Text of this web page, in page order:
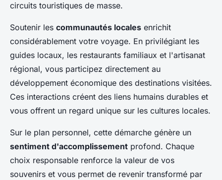
circuits touristiques de masse.
Soutenir les communautés locales enrichit
considérablement votre voyage. En privilégiant les
guides locaux, les restaurants familiaux et l'artisanat
régional, vous participez directement au
développement économique des destinations visitées.
Ces interactions créent des liens humains durables et
vous offrent un regard unique sur les cultures locales.
Sur le plan personnel, cette démarche génère un
sentiment d'accomplissement profond. Chaque
choix responsable renforce la valeur de vos
souvenirs et vous permet de revenir transformé par